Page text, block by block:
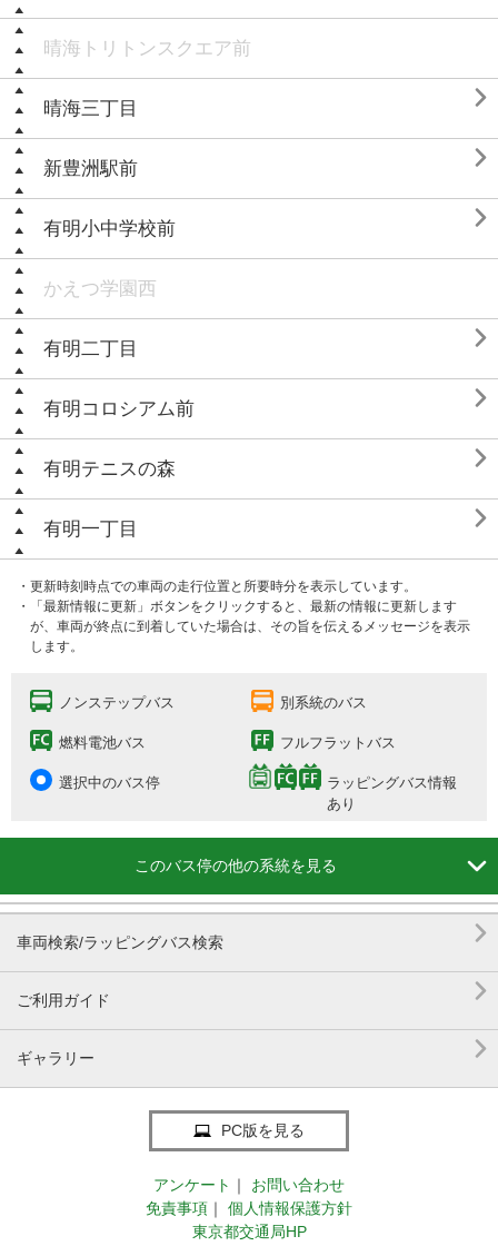
晴海トリトンスクエア前
晴海三丁目 
新豊洲駅前 
有明小中学校前 
かえつ学園西
有明二丁目 
有明コロシアム前 
有明テニスの森 
有明一丁目 
・更新時刻時点での車両の走行位置と所要時分を表示しています。
・「最新情報に更新」ボタンをクリックすると、最新の情報に更新します
が、車両が終点に到着していた場合は、その旨を伝えるメッセージを表示
します。
ノンステップバス 別系統のバス
燃料電池バス フルフラットバス
選択中のバス停
ラッピングバス情報
あり
このバス停の他の系統を見る 
車両検索/ラッピングバス検索 
ご利用ガイド 
ギャラリー 
PC版を見る
アンケート ｜
お問い合わせ
免責事項 ｜
個人情報保護方針
東京都交通局HP